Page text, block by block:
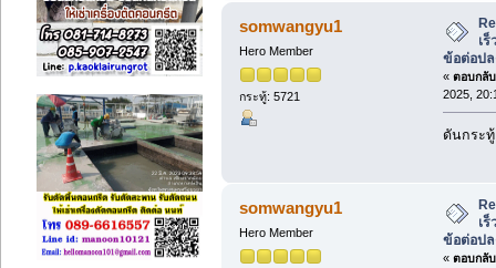
, ข้อต่อปลดเร็ว ราคาโรงงาน (อ่าน
somwangyu1
Hero Member
กระทู้: 5721
เ
ข้อต่อปล
« ตอบกลั
2025,
ดันกระทู้
somwangyu1
Hero Member
เ
ข้อต่อปล
« ตอบกลั